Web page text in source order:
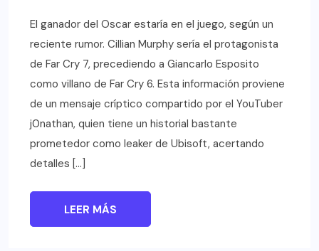
El ganador del Oscar estaría en el juego, según un
reciente rumor. Cillian Murphy sería el protagonista
de Far Cry 7, precediendo a Giancarlo Esposito
como villano de Far Cry 6. Esta información proviene
de un mensaje críptico compartido por el YouTuber
j0nathan, quien tiene un historial bastante
prometedor como leaker de Ubisoft, acertando
detalles […]
LEER MÁS